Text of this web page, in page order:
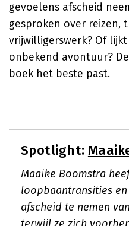
gevoelens afscheid
gesproken over reizen,
vrijwilligerswerk? Of
onbekend avontuur?
boek het beste past.
Spotlight:
Maaike Boomstra
loopbaantransities
afscheid te nemen